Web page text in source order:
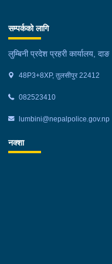
सम्पर्कको लागि
लुम्बिनी प्रदेश प्रहरी कार्यालय, दाङ
48P3+8XP, तुलसीपुर 22412
082523410
lumbini@nepalpolice.gov.np
नक्शा